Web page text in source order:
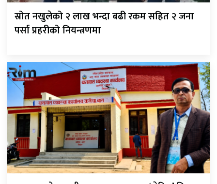
स्रोत नखुलेको २ लाख भन्दा बढी रकम सहित २ जना
पर्सा प्रहरीको नियन्त्रणमा